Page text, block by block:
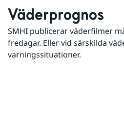
Väderprognos
SMHI publicerar väderfilmer
fredagar. Eller vid särskilda
varningssituationer.